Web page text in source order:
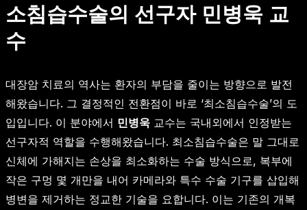
소침습수술의 선구자 민병욱 교
수
대장암 치료의 역사는 환자의 부담을 줄이는 방향으로 발전
해왔습니다. 그 결정적인 전환점이 바로 ‘최소침습수술’의 도
입입니다. 이 분야에서 민병욱 교수는 국내외에서 인정받는
선구자적 역할을 수행해왔습니다. 최소침습수술은 말 그대로
신체에 가해지는 손상을 최소화하는 수술 방식으로, 복부에
작은 구멍 몇 개만을 내어 카메라와 특수 수술 기구를 삽입해
병변을 제거하는 정교한 기술을 요합니다. 이는 기존의 개복